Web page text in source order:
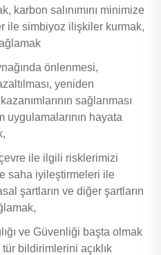
karbon salınımını minimize
ile simbiyoz ilişkiler kurmak,
önlenmesi,
yeniden
sağlanması
uygulamalarının hayata
ile ilgili risklerimizi
saha iyileştirmeleri ile
şartların ve diğer şartların
ve Güvenliği başta olmak
bildirimlerini açıklık